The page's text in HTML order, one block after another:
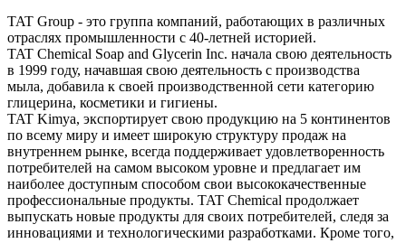
TAT Group - это группа компаний, работающих в различных
отраслях промышленности с 40-летней историей.
TAT Chemical Soap and Glycerin Inc. начала свою деятельность
в 1999 году, начавшая свою деятельность с производства
мыла, добавила к своей производственной сети категорию
глицерина, косметики и гигиены.
TAT Kimya, экспортирует свою продукцию на 5 континентов
по всему миру и имеет широкую структуру продаж на
внутреннем рынке, всегда поддерживает удовлетворенность
потребителей на самом высоком уровне и предлагает им
наиболее доступным способом свои высококачественные
профессиональные продукты. TAT Chemical продолжает
выпускать новые продукты для своих потребителей, следя за
инновациями и технологическими разработками. Кроме того,